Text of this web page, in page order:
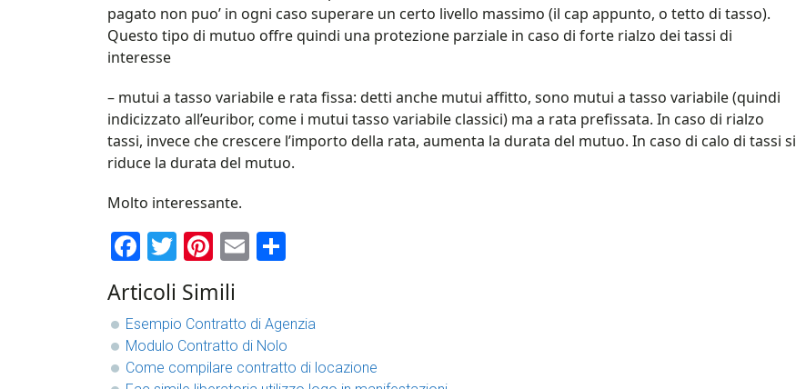
pagato non puo’ in ogni caso superare un certo livello massimo (il cap appunto, o tetto di tasso).
Questo tipo di mutuo offre quindi una protezione parziale in caso di forte rialzo dei tassi di
interesse
– mutui a tasso variabile e rata fissa: detti anche mutui affitto, sono mutui a tasso variabile (quindi
indicizzato all’euribor, come i mutui tasso variabile classici) ma a rata prefissata. In caso di rialzo
tassi, invece che crescere l’importo della rata, aumenta la durata del mutuo. In caso di calo di tassi si
riduce la durata del mutuo.
Molto interessante.
Facebook
Twitter
Pinterest
Email
Articoli Simili
Esempio Contratto di Agenzia
Modulo Contratto di Nolo
Come compilare contratto di locazione